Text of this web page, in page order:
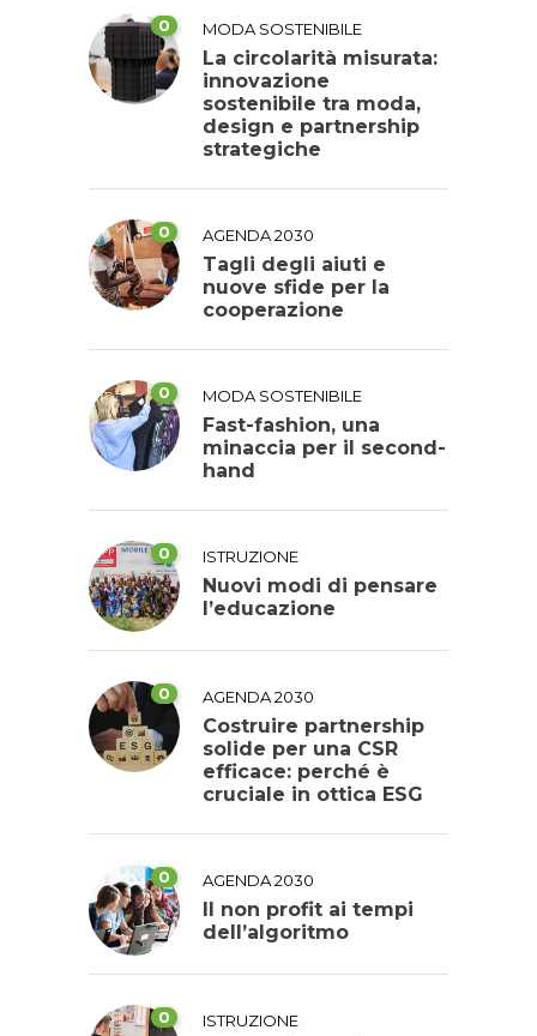
0 MODA SOSTENIBILE
La circolarità misurata:
innovazione
sostenibile tra moda,
design e partnership
strategiche
0 AGENDA 2030
Tagli degli aiuti e
nuove sfide per la
cooperazione
0 MODA SOSTENIBILE
Fast-fashion, una
minaccia per il second-
hand
0 ISTRUZIONE
Nuovi modi di pensare
l’educazione
0 AGENDA 2030
Costruire partnership
solide per una CSR
efficace: perché è
cruciale in ottica ESG
0 AGENDA 2030
Il non profit ai tempi
dell’algoritmo
0 ISTRUZIONE